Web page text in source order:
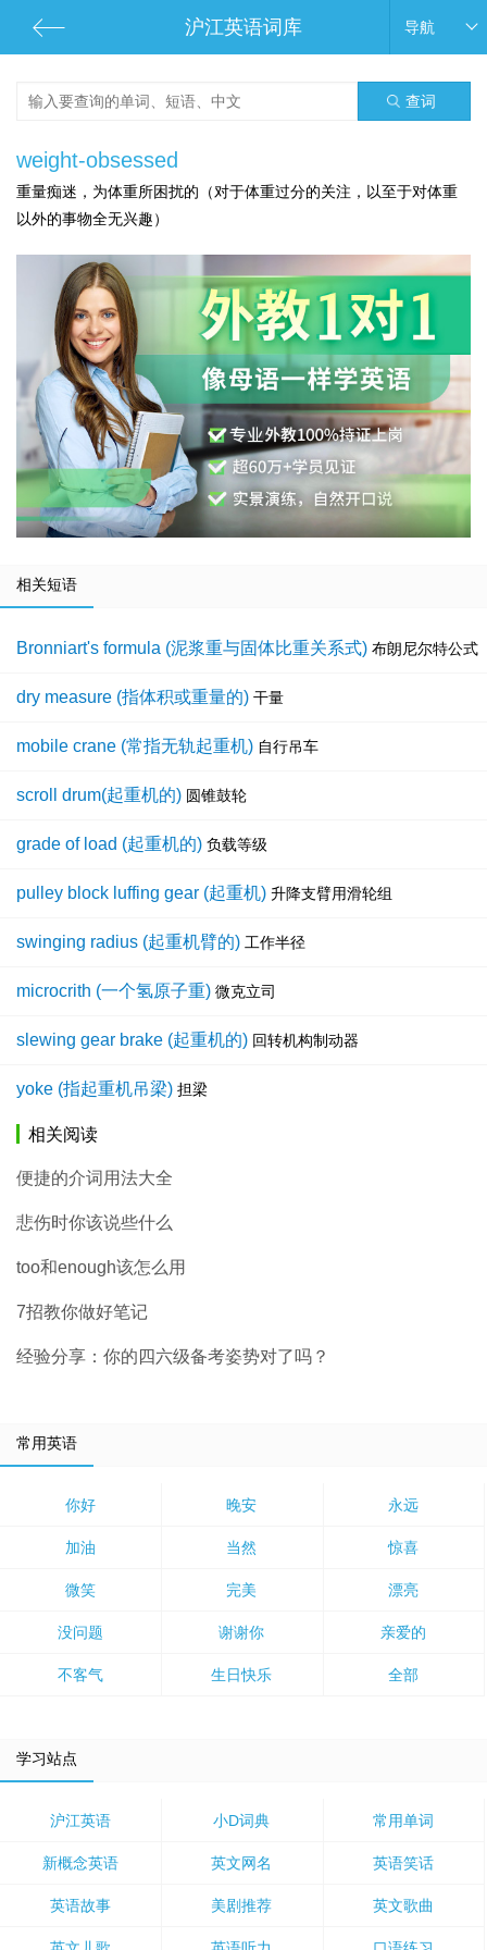
沪江英语词库 导航
查词
weight-obsessed
重量痴迷，为体重所困扰的（对于体重过分的关注，以至于对体重
以外的事物全无兴趣）
相关短语
Bronniart's formula (泥浆重与固体比重关系式) 布朗尼尔特公式
dry measure (指体积或重量的) 干量
mobile crane (常指无轨起重机) 自行吊车
scroll drum(起重机的) 圆锥鼓轮
grade of load (起重机的) 负载等级
pulley block luffing gear (起重机) 升降支臂用滑轮组
swinging radius (起重机臂的) 工作半径
microcrith (一个氢原子重) 微克立司
slewing gear brake (起重机的) 回转机构制动器
yoke (指起重机吊梁) 担梁
相关阅读
便捷的介词用法大全
悲伤时你该说些什么
too和enough该怎么用
7招教你做好笔记
经验分享：你的四六级备考姿势对了吗？
常用英语
你好 晚安 永远
加油 当然 惊喜
微笑 完美 漂亮
没问题 谢谢你 亲爱的
不客气 生日快乐 全部
学习站点
沪江英语 小D词典 常用单词
新概念英语 英文网名 英语笑话
英语故事 美剧推荐 英文歌曲